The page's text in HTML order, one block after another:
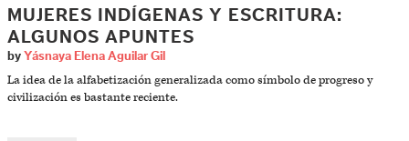
MUJERES INDÍGENAS Y ESCRITURA:
ALGUNOS APUNTES
by Yásnaya Elena Aguilar Gil
La idea de la alfabetización generalizada como símbolo de progreso y
civilización es bastante reciente.